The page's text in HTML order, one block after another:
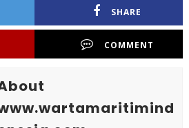
SHARE
COMMENT